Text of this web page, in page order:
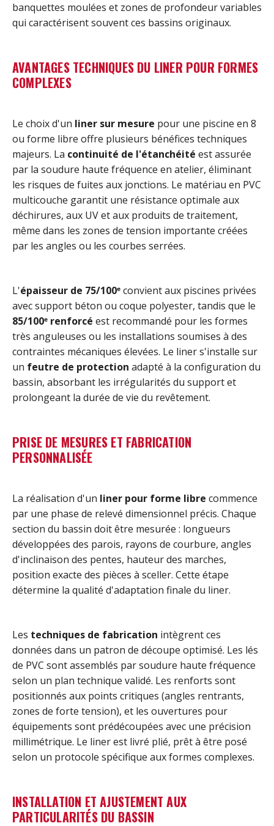
banquettes moulées et zones de profondeur variables
qui caractérisent souvent ces bassins originaux.
AVANTAGES TECHNIQUES DU LINER POUR FORMES
COMPLEXES
Le choix d'un liner sur mesure pour une piscine en 8
ou forme libre offre plusieurs bénéfices techniques
majeurs. La continuité de l'étanchéité est assurée
par la soudure haute fréquence en atelier, éliminant
les risques de fuites aux jonctions. Le matériau en PVC
multicouche garantit une résistance optimale aux
déchirures, aux UV et aux produits de traitement,
même dans les zones de tension importante créées
par les angles ou les courbes serrées.
L'épaisseur de 75/100ᵉconvient aux piscines privées
avec support béton ou coque polyester, tandis que le
85/100ᵉ renforcé est recommandé pour les formes
très anguleuses ou les installations soumises à des
contraintes mécaniques élevées. Le liner s'installe sur
un feutre de protection adapté à la configuration du
bassin, absorbant les irrégularités du support et
prolongeant la durée de vie du revêtement.
PRISE DE MESURES ET FABRICATION
PERSONNALISÉE
La réalisation d'un liner pour forme libre commence
par une phase de relevé dimensionnel précis. Chaque
section du bassin doit être mesurée : longueurs
développées des parois, rayons de courbure, angles
d'inclinaison des pentes, hauteur des marches,
position exacte des pièces à sceller. Cette étape
détermine la qualité d'adaptation finale du liner.
Les techniques de fabrication intègrent ces
données dans un patron de découpe optimisé. Les lés
de PVC sont assemblés par soudure haute fréquence
selon un plan technique validé. Les renforts sont
positionnés aux points critiques (angles rentrants,
zones de forte tension), et les ouvertures pour
équipements sont prédécoupées avec une précision
millimétrique. Le liner est livré plié, prêt à être posé
selon un protocole spécifique aux formes complexes.
INSTALLATION ET AJUSTEMENT AUX
PARTICULARITÉS DU BASSIN